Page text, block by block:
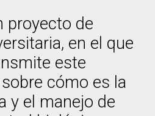
proyecto de
en el que
este
cómo es la
y el manejo de